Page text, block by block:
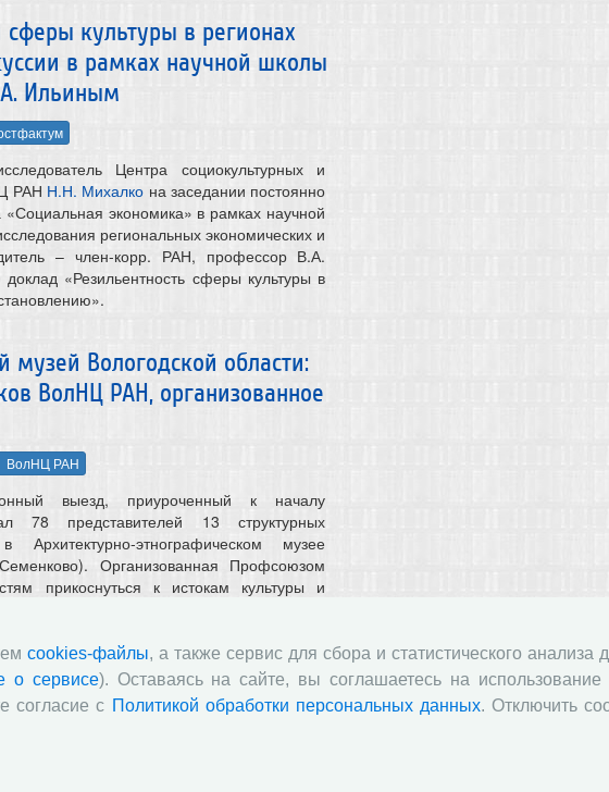
культуры в регионах
в рамках научной школы
Ильиным
Центра социокультурных и
РАН Н.Н. Михалко на заседании постоянно
экономика» в рамках научной
региональных экономических и
– член-корр. РАН, профессор В.А.
«Резильентность сферы культуры в
музей Вологодской области:
ВолНЦ РАН, организованное
ВолНЦ РАН
выезд, приуроченный к началу
78 представителей 13 структурных
этнографическом музее
Организованная Профсоюзом
прикоснуться к истокам культуры и
пространство» (Том 12, №
cookies-файлы, а также сервис для сбора и статистического анализа
о сервисе). Оставаясь на сайте, вы соглашаетесь на использование
согласие с Политикой обработки персональных данных. Отключить